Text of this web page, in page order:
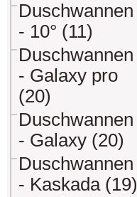
Duschwannen
- 10° (11)
Duschwannen
- Galaxy pro
(20)
Duschwannen
- Galaxy (20)
Duschwannen
- Kaskada (19)